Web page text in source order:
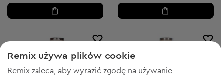
Remix używa plików cookie
Remix zaleca, aby wyrazić zgodę na używanie